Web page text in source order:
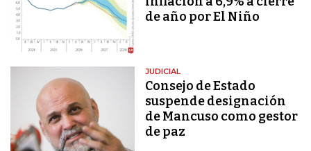
de año por El Niño
JUDICIAL
Consejo de Estado
suspende designación
de Mancuso como gestor
de paz